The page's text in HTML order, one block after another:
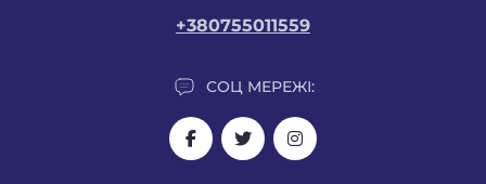
+380755011559
СОЦ МЕРЕЖІ: